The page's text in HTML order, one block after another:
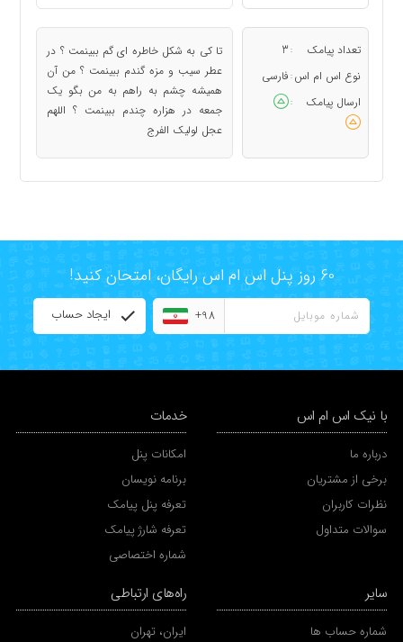
تعداد پیامک :
3
نوع اس ام اس : فارسی
ارسال پیامک
:
تا کی به شکل خاطره ای گم ببینمت ؟ در
عطر سیب و مزه گندم ببینمت ؟ من آن
همیشه چشم به راهم به من بگو یک
جمعه در هزاره چندم ببینمت ؟ اللهم
عجل لولیک الفرج
60 روز پنل اس ام اس رایگان، امتحان کنید!
+98 ایجاد حساب
با نیک اس ام اس
درباره ما
برخی از مشتریان
نظرات کاربران
سوالات متداول
خدمات
امکانات پنل
برنامه نویسان
تعرفه پنل پیامک
تعرفه شارژ پیامک
شماره اختصاصی
سایر
شماره حساب ها
راه‌های ارتباطی
ایران، تهران